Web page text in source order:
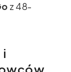
z 48-